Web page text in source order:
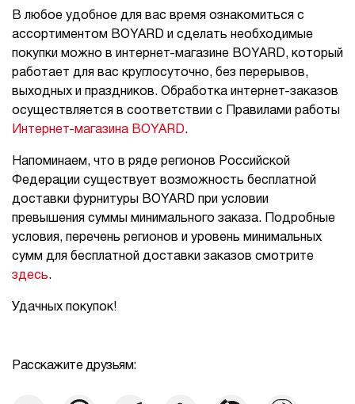
В любое удобное для вас время ознакомиться с
ассортиментом BOYARD и сделать необходимые
покупки можно в интернет-магазине BOYARD, который
работает для вас круглосуточно, без перерывов,
выходных и праздников. Обработка интернет-заказов
осуществляется в соответствии с Правилами работы
Интернет-магазина BOYARD.
Напоминаем, что в ряде регионов Российской
Федерации существует возможность бесплатной
доставки фурнитуры BOYARD при условии
превышения суммы минимального заказа. Подробные
условия, перечень регионов и уровень минимальных
сумм для бесплатной доставки заказов смотрите
здесь.
Удачных покупок!
Расскажите друзьям: